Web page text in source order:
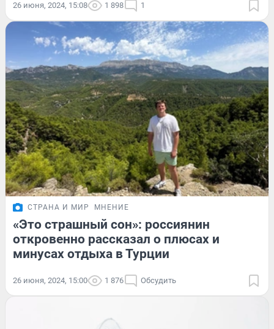
26 июня, 2024, 15:08 1 898 1
СТРАНА И МИР МНЕНИЕ
«Это страшный сон»: россиянин
откровенно рассказал о плюсах и
минусах отдыха в Турции
26 июня, 2024, 15:00 1 876 Обсудить